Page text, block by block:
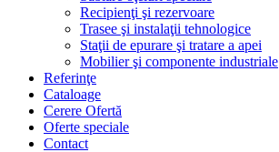
Recipienţi şi rezervoare
Trasee şi instalaţii tehnologice
Staţii de epurare şi tratare a apei
Mobilier şi componente industriale
Referinţe
Cataloage
Cerere Ofertă
Oferte speciale
Contact